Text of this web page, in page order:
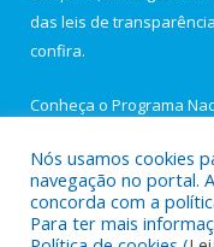
das leis de
confira.
Conheça o Programa
Todos os direitos
Nós usamos cookies
navegação no portal.
concorda com a
Para ter mais